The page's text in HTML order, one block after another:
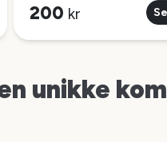
200 kr
unikke